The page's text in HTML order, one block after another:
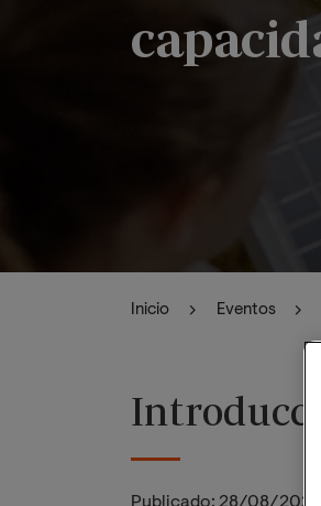
Inicio Eventos
Publicado: 28/08/2023